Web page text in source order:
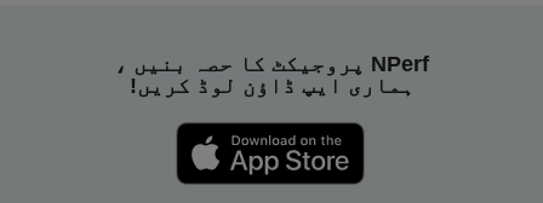
NPerf پروجیکٹ کا حصہ بنیں ،
ہماری ایپ ڈاؤن لوڈ کریں!